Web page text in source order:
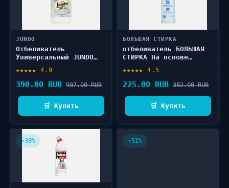
JUNDO
Отбеливатель
Универсальный JUNDO
★★★★★ 4.9
390.00 RUB 907.00 RUB
🛒 Купить
БОЛЬШАЯ СТИРКА
отбеливатель БОЛЬШАЯ
СТИРКА На основе
шт
★★★★★ 4.5
225.00 RUB 382.00 RUB
🛒 Купить
-39% -51%